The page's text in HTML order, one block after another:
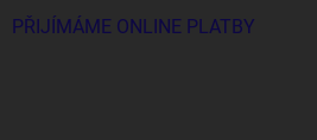
PŘIJÍMÁME ONLINE PLATBY